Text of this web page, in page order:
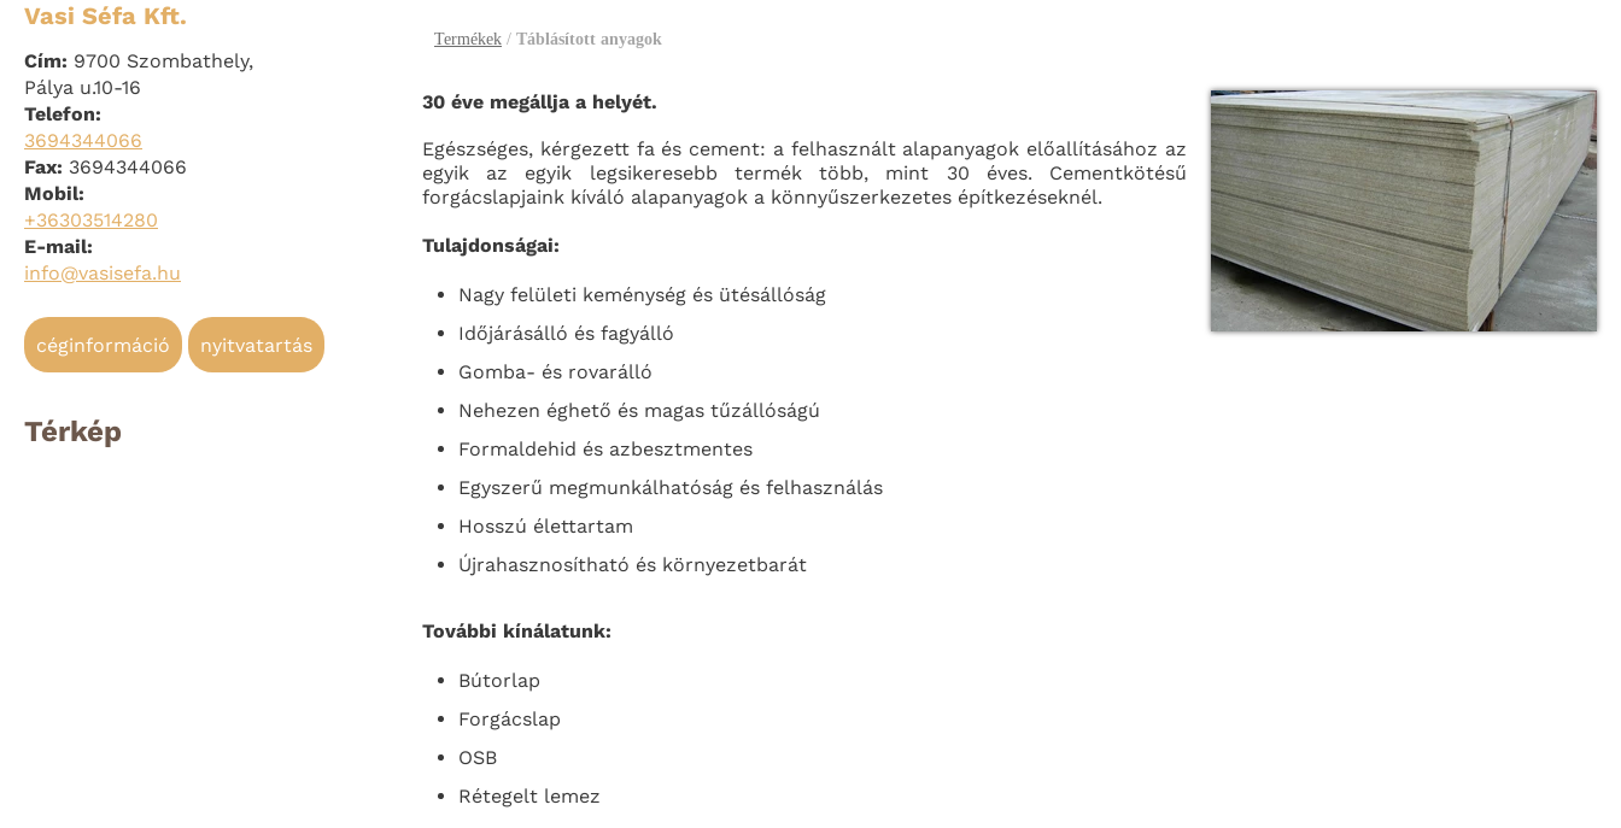
Vasi Séfa Kft.
Cím: 9700 Szombathely,
Pálya u.10-16
Telefon:
3694344066
Fax: 3694344066
Mobil:
+36303514280
E-mail:
info@vasisefa.hu
céginformáció nyitvatartás
Térkép
Termékek / Táblásított anyagok
30 éve megállja a helyét.
Egészséges, kérgezett fa és cement: a felhasznált alapanyagok előallításához az
egyik az egyik legsikeresebb termék több, mint 30 éves. Cementkötésű
forgácslapjaink kíváló alapanyagok a könnyűszerkezetes építkezéseknél.
Tulajdonságai:
Nagy felületi keménység és ütésállóság
Időjárásálló és fagyálló
Gomba- és rovarálló
Nehezen éghető és magas tűzállóságú
Formaldehid és azbesztmentes
Egyszerű megmunkálhatóság és felhasználás
Hosszú élettartam
Újrahasznosítható és környezetbarát
További kínálatunk:
Bútorlap
Forgácslap
OSB
Rétegelt lemez